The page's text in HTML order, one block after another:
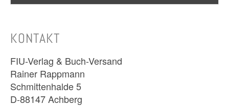
KONTAKT
FIU-Verlag & Buch-Versand
Rainer Rappmann
Schmittenhalde 5
D-88147 Achberg